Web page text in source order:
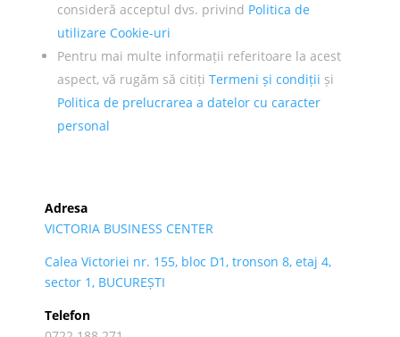
consideră acceptul dvs. privind Politica de
utilizare Cookie-uri
Pentru mai multe informații referitoare la acest
aspect, vă rugăm să citiți Termeni și condiții și
Politica de prelucrarea a datelor cu caracter
personal
Adresa
VICTORIA BUSINESS CENTER
Calea Victoriei nr. 155, bloc D1, tronson 8, etaj 4,
sector 1, BUCUREȘTI
Telefon